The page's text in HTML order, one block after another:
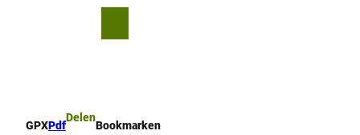
GPXPdf
Delen
Bookmarken